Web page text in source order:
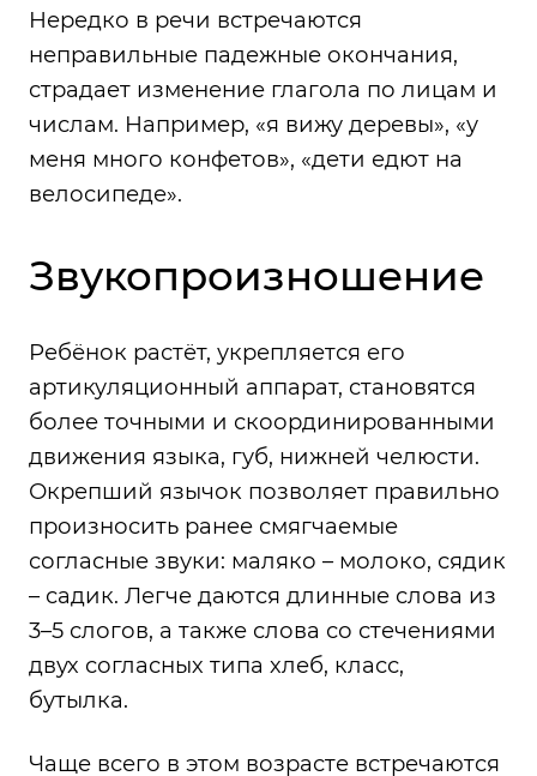
Нередко в речи встречаются
неправильные падежные окончания,
страдает изменение глагола по лицам и
числам. Например, «я вижу деревы», «у
меня много конфетов», «дети едют на
велосипеде».
Звукопроизношение
Ребёнок растёт, укрепляется его
артикуляционный аппарат, становятся
более точными и скоординированными
движения языка, губ, нижней челюсти.
Окрепший язычок позволяет правильно
произносить ранее смягчаемые
согласные звуки: маляко – молоко, сядик
– садик. Легче даются длинные слова из
3–5 слогов, а также слова со стечениями
двух согласных типа хлеб, класс,
бутылка.
Чаще всего в этом возрасте встречаются